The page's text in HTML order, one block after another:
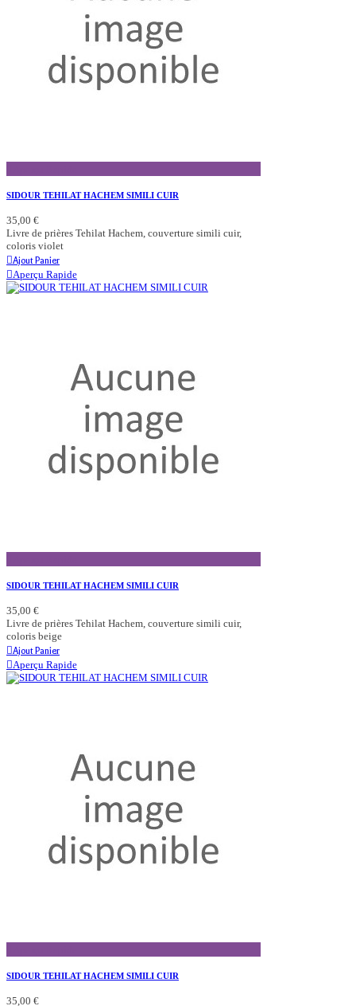
SIDOUR TEHILAT HACHEM SIMILI CUIR
35,00 €
Livre de prières Tehilat Hachem, couverture simili cuir,
coloris violet
Ajout Panier
Aperçu Rapide
SIDOUR TEHILAT HACHEM SIMILI CUIR
35,00 €
Livre de prières Tehilat Hachem, couverture simili cuir,
coloris beige
Ajout Panier
Aperçu Rapide
SIDOUR TEHILAT HACHEM SIMILI CUIR
35,00 €